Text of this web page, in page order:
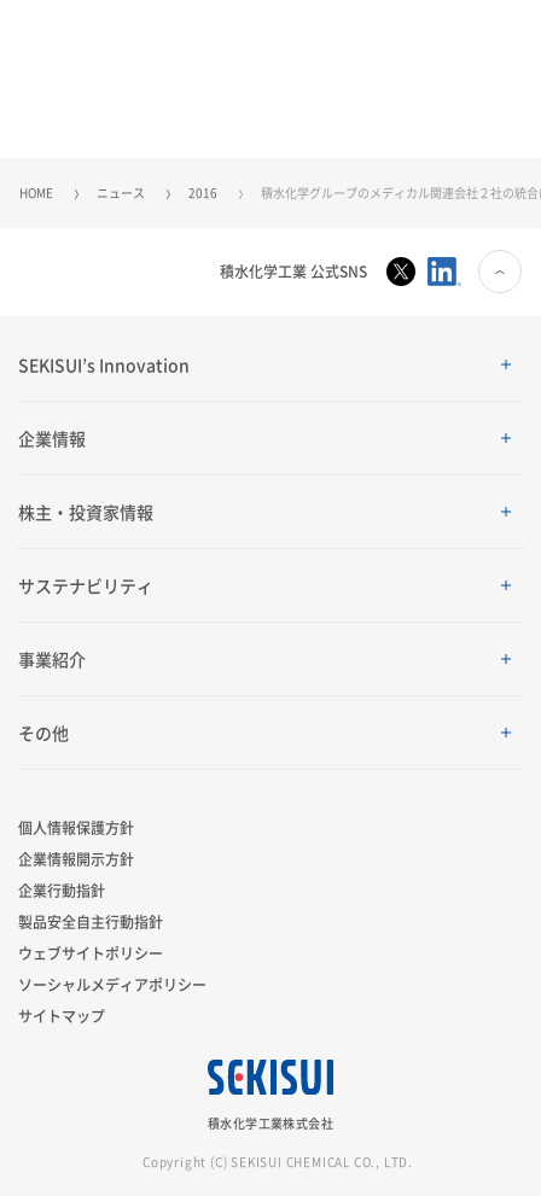
HOME ニュース 2016 積水化学グループのメディカル関連会社２社の統
積水化学工業 公式SNS
SEKISUI’s Innovation
SEKISUI’s Innovation
企業情報
企業情報
ご挨拶
グローバルネットワーク
R&D
コーポレート・ベンチャー・キャピタル
スポーツ活動支援
株主・投資家情報
株主・投資家情報
経営情報
業績・財務・ESGデータ
株式・社債情報
個人投資家の皆様へ
サステナビリティ
サステナビリティ
トップメッセージ
サステナビリティ貢献製品
社外からの評価
サステナビリティレポート
事業紹介
事業紹介
アドバンストライフライン
イノベーティブモビリティ
ライフサイエンス
採用情報
その他
ニュース
お問い合わせ
個人情報保護方針
企業情報開示方針
企業行動指針
製品安全自主行動指針
ウェブサイトポリシー
ソーシャルメディアポリシー
サイトマップ
積水化学工業株式会社
Copyright (C) SEKISUI CHEMICAL CO., LTD.